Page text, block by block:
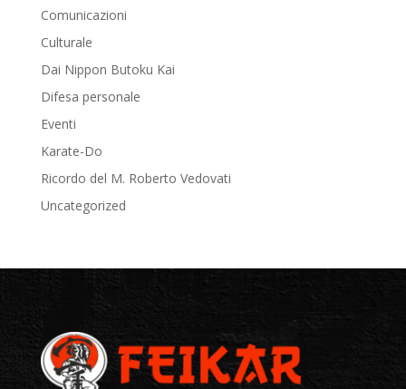
Comunicazioni
Culturale
Dai Nippon Butoku Kai
Difesa personale
Eventi
Karate-Do
Ricordo del M. Roberto Vedovati
Uncategorized